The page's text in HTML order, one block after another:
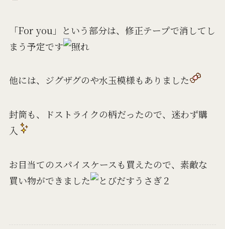
「For you」という部分は、修正テープで消してし
まう予定です
他には、ジグザグのや水玉模様もありました
封筒も、ドストライクの柄だったので、迷わず購
入
お目当てのスパイスケースも買えたので、素敵な
買い物ができました